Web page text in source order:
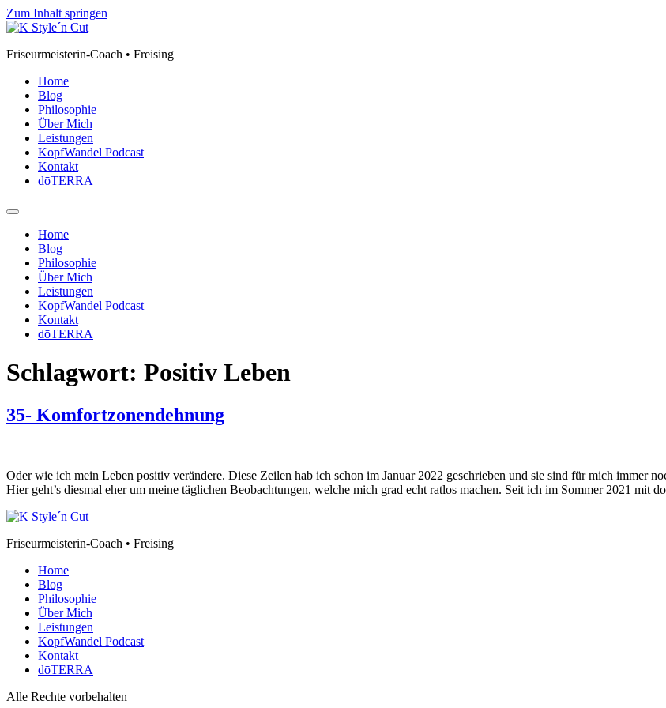
Zum Inhalt springen
Friseurmeisterin-Coach • Freising
Home
Blog
Philosophie
Über Mich
Leistungen
KopfWandel Podcast
Kontakt
dōTERRA
Home
Blog
Philosophie
Über Mich
Leistungen
KopfWandel Podcast
Kontakt
dōTERRA
Schlagwort: Positiv Leben
35- Komfortzonendehnung
Oder wie ich mein Leben positiv verändere. Diese Zeilen hab ich schon im Januar 2022 geschrieben und sie sind für mich immer
Hier geht’s diesmal eher um meine täglichen Beobachtungen, welche mich grad echt ratlos machen. Seit ich im Sommer 2021 mit
Friseurmeisterin-Coach • Freising
Home
Blog
Philosophie
Über Mich
Leistungen
KopfWandel Podcast
Kontakt
dōTERRA
Alle Rechte vorbehalten